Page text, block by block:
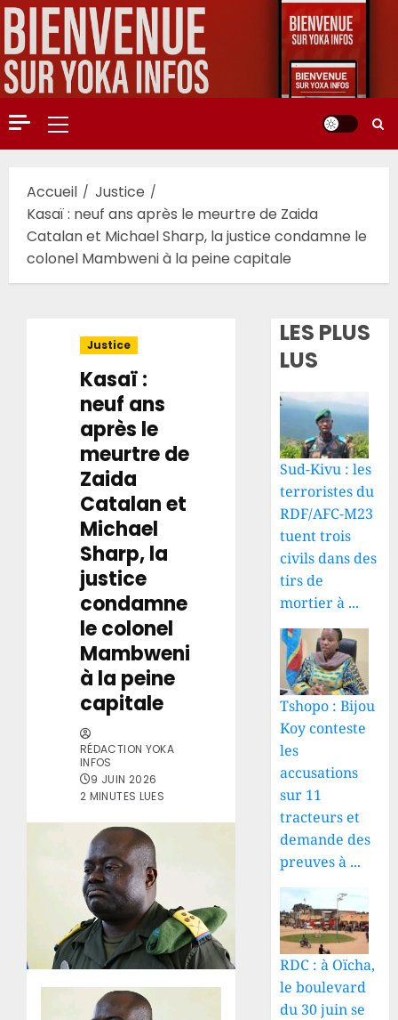
Aller
au
contenu
Menu
principal
Accueil
Justice
Kasaï : neuf ans après le meurtre de Zaida
Catalan et Michael Sharp, la justice condamne le
colonel Mambweni à la peine capitale
Justice
Kasaï :
neuf ans
après le
meurtre de
Zaida
Catalan et
Michael
Sharp, la
justice
condamne
le colonel
Mambweni
à la peine
capitale
RÉDACTION YOKA
INFOS
9 JUIN 2026
2 MINUTES LUES
LES PLUS
LUS
Sud-Kivu : les
terroristes du
RDF/AFC-M23
tuent trois
civils dans des
tirs de
mortier à ...
Tshopo : Bijou
Koy conteste
les
accusations
sur 11
tracteurs et
demande des
preuves à ...
RDC : à Oïcha,
le boulevard
du 30 juin se